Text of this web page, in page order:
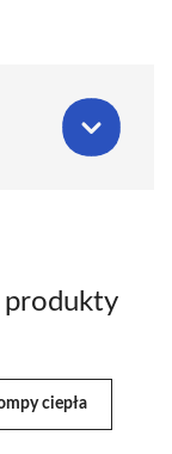
produkty
ciepła